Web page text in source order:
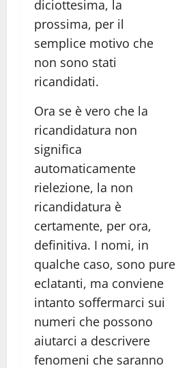
diciottesima, la
prossima, per il
semplice motivo che
non sono stati
ricandidati.
Ora se è vero che la
ricandidatura non
significa
automaticamente
rielezione, la non
ricandidatura è
certamente, per ora,
definitiva. I nomi, in
qualche caso, sono pure
eclatanti, ma conviene
intanto soffermarci sui
numeri che possono
aiutarci a descrivere
fenomeni che saranno